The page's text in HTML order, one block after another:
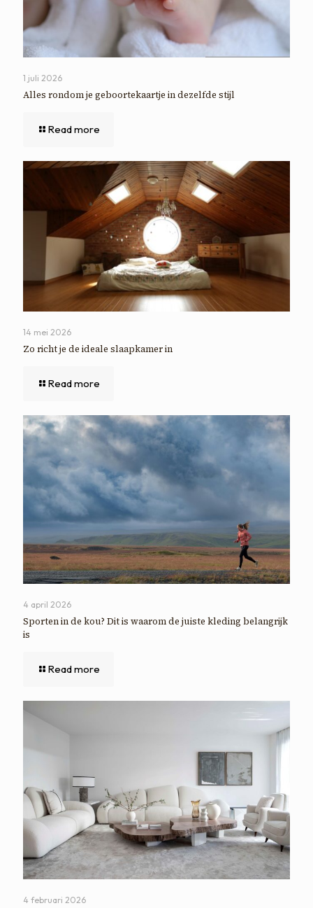
1 juli 2026
Alles rondom je geboortekaartje in dezelfde stijl
Read more
14 mei 2026
Zo richt je de ideale slaapkamer in
Read more
4 april 2026
Sporten in de kou? Dit is waarom de juiste kleding belangrijk
is
Read more
4 februari 2026